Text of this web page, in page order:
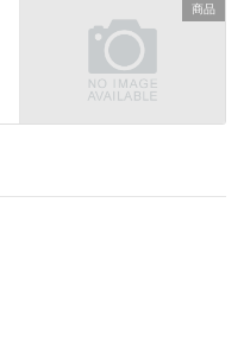
商品